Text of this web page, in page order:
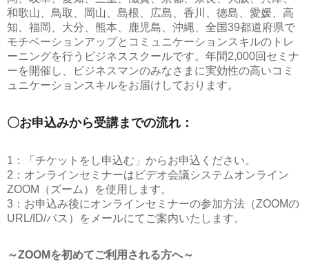
和歌山、鳥取、岡山、島根、広島、香川、徳島、愛媛、高
知、福岡、大分、熊本、鹿児島、沖縄、全国39都道府県で
モチベーションアップとコミュニケーションスキルのトレ
ーニングを行うビジネススクールです。年間2,000回セミナ
ーを開催し、ビジネスマンのみなさまに実効性の高いコミ
ュニケーションスキルをお届けしております。
〇お申込みから受講までの流れ：
1：「チケットをし申込む」からお申込ください。
2：オンラインセミナーはビデオ会議システムオンライン
ZOOM（ズーム）を使用します。
3：お申込み後にオンラインセミナーの参加方法（ZOOMの
URL/ID/パス）をメールにてご案内いたします。
～ZOOMを初めてご利用される方へ～